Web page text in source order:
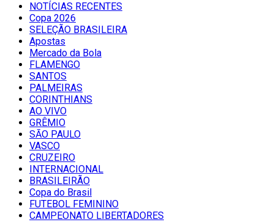
NOTÍCIAS RECENTES
Copa 2026
SELEÇÃO BRASILEIRA
Apostas
Mercado da Bola
FLAMENGO
SANTOS
PALMEIRAS
CORINTHIANS
AO VIVO
GRÊMIO
SĀO PAULO
VASCO
CRUZEIRO
INTERNACIONAL
BRASILEIRÃO
Copa do Brasil
FUTEBOL FEMININO
CAMPEONATO LIBERTADORES